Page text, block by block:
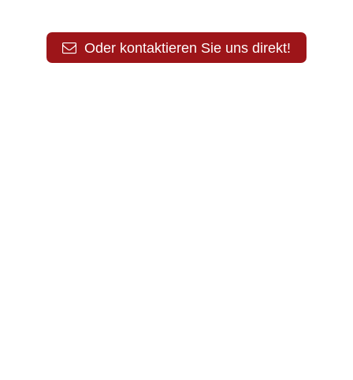
Oder kontaktieren Sie uns direkt!